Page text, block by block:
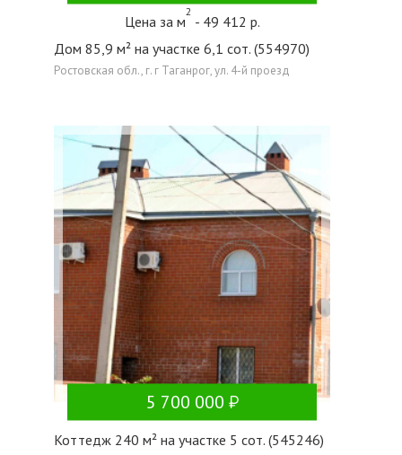
Цена за м
2
- 49 412 р.
Дом 85,9 м² на участке 6,1 сот. (554970)
Ростовская обл., г. г Таганрог, ул. 4-й проезд
5 700 000
Коттедж 240 м² на участке 5 сот. (545246)